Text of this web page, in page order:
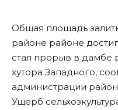
Общая площадь
районе районе
стал прорыв в дамбе
хутора Западного,
администрации
Ущерб